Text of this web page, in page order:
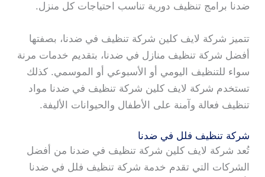
ضدنا برامج تنظيف دورية تناسب احتياجات كل منزل.
تتميز شركة لايف كلين شركة تنظيف في ضدنا، بصفتها
أفضل شركة تنظيف منازل في ضدنا، بتقديم خدمات مرنة
سواء للتنظيف اليومي أو الأسبوعي أو الموسمي. كذلك
تستخدم شركة لايف كلين شركة تنظيف في ضدنا مواد
تنظيف فعالة وآمنة على الأطفال والحيوانات الأليفة.
شركة تنظيف فلل في ضدنا
تُعد شركة لايف كلين شركة تنظيف في ضدنا من أفضل
الشركات التي تقدم خدمة شركة تنظيف فلل في ضدنا